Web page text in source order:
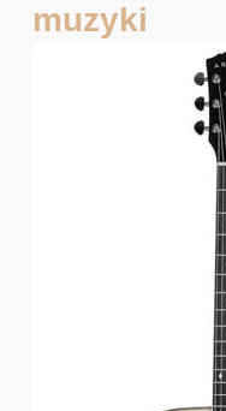
muzyki